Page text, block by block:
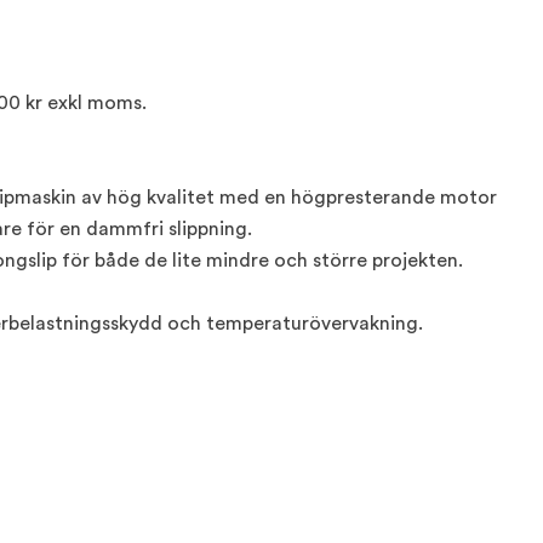
kr exkl moms.
av hög kvalitet med en högpresterande motor
för en dammfri slippning.
för både de lite mindre och större projekten.
och temperaturövervakning.